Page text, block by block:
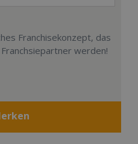
Franchisekonzept, das
werden!